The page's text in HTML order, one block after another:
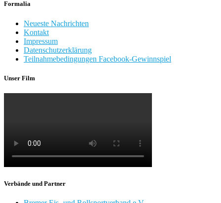
Formalia
Neueste Nachrichten
Kontakt
Impressum
Datenschutzerklärung
Teilnahmebedingungen Facebook-Gewinnspiel
Unser Film
Verbände und Partner